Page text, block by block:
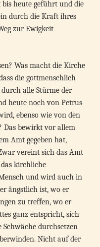
heute geführt und die
durch die Kraft ihres
zur Ewigkeit
Was macht die Kirche
die gottmenschlich
alle Stürme der
heute noch von Petrus
ebenso wie von den
Das bewirkt vor allem
Amt gegeben hat,
vereint sich das Amt
kirchliche
und wird auch in
ängstlich ist, wo er
zu treffen, wo er
ganz entspricht, sich
Schwäche durchsetzen
Nicht auf der